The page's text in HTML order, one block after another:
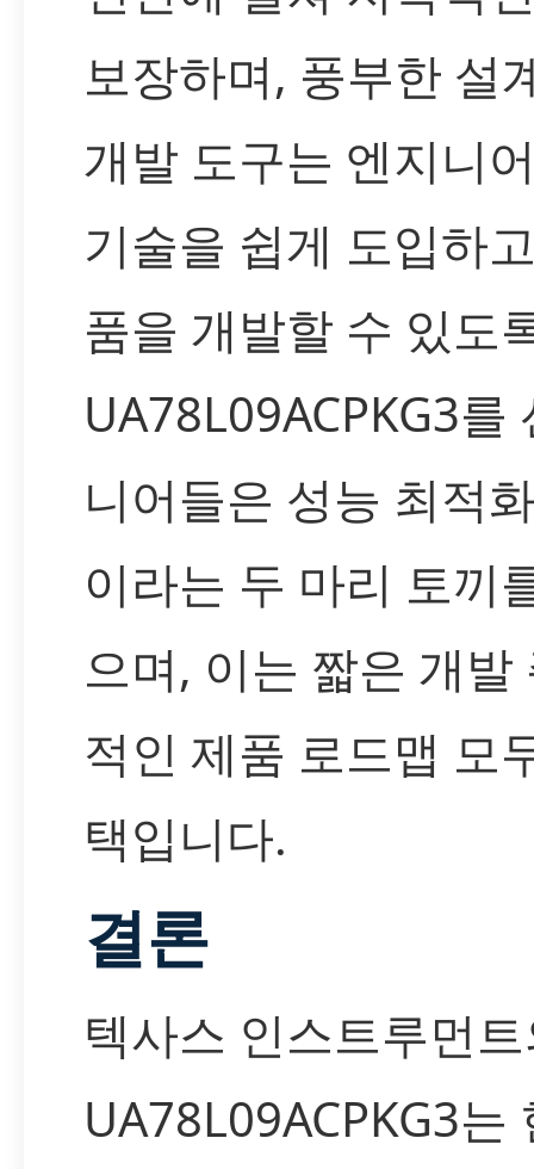
보장하며, 풍부한 설
개발 도구는 엔지니
기술을 쉽게 도입하
품을 개발할 수 있도
UA78L09ACPKG3를
니어들은 성능 최적
이라는 두 마리 토끼
으며, 이는 짧은 개발
적인 제품 로드맵 모
택입니다.
결론
텍사스 인스트루먼
UA78L09ACPKG3는